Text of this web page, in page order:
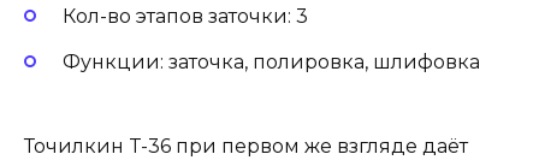
Кол-во этапов заточки: 3
Функции: заточка, полировка, шлифовка
Точилкин T-36 при первом же взгляде даёт